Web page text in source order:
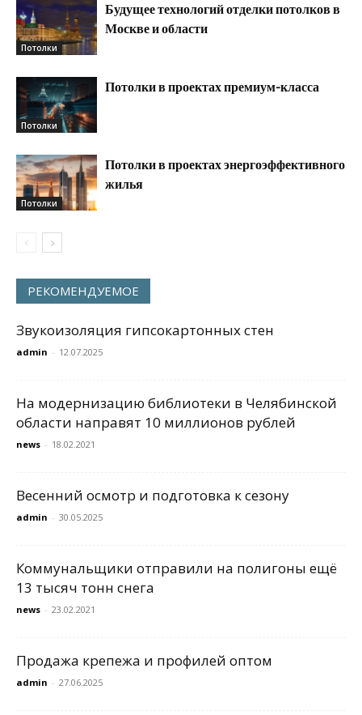
Потолки
Будущее технологий отделки потолков в
Москве и области
Потолки
Потолки в проектах премиум-класса
Потолки
Потолки в проектах энергоэффективного
жилья
РЕКОМЕНДУЕМОЕ
Звукоизоляция гипсокартонных стен
admin - 12.07.2025
На модернизацию библиотеки в Челябинской
области направят 10 миллионов рублей
news - 18.02.2021
Весенний осмотр и подготовка к сезону
admin - 30.05.2025
Коммунальщики отправили на полигоны ещё
13 тысяч тонн снега
news - 23.02.2021
Продажа крепежа и профилей оптом
admin - 27.06.2025